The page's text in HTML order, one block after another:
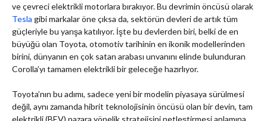
ve çevreci elektrikli motorlara bırakıyor. Bu devrimin öncüsü olarak
Tesla gibi markalar öne çıksa da, sektörün devleri de artık tüm
güçleriyle bu yarışa katılıyor. İşte bu devlerden biri, belki de en
büyüğü olan Toyota, otomotiv tarihinin en ikonik modellerinden
birini, dünyanın en çok satan arabası unvanını elinde bulunduran
Corolla’yı tamamen elektrikli bir geleceğe hazırlıyor.
Toyota’nın bu adımı, sadece yeni bir modelin piyasaya sürülmesi
değil, aynı zamanda hibrit teknolojisinin öncüsü olan bir devin, tam
elektrikli (BEV) pazara yönelik stratejisini netleştirmesi anlamına